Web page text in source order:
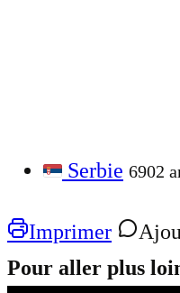
Serbie 6902
Imprimer
Pour aller plus